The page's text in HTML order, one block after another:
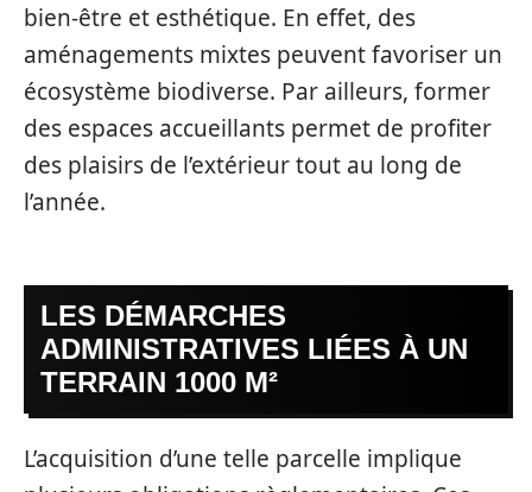
bien-être et esthétique. En effet, des
aménagements mixtes peuvent favoriser un
écosystème biodiverse. Par ailleurs, former
des espaces accueillants permet de profiter
des plaisirs de l’extérieur tout au long de
l’année.
LES DÉMARCHES
ADMINISTRATIVES LIÉES À UN
TERRAIN 1000 M²
L’acquisition d’une telle parcelle implique